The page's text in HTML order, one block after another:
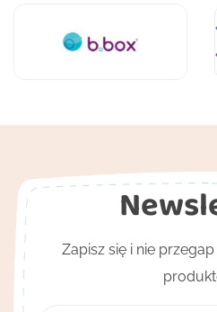
Zapisz się i nie